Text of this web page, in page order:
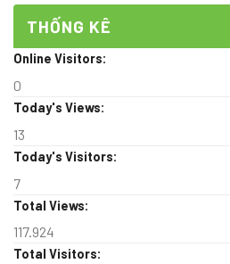
THỐNG KÊ
Online Visitors:
0
Today's Views:
13
Today's Visitors:
7
Total Views:
117.924
Total Visitors: